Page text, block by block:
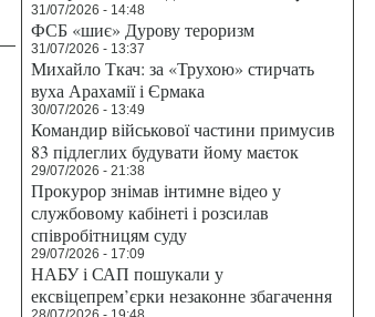
31/07/2026 - 14:48
ФСБ «шиє» Дурову тероризм
31/07/2026 - 13:37
Михайло Ткач: за «Трухою» стирчать
вуха Арахамії і Єрмака
30/07/2026 - 13:49
Командир військової частини примусив
83 підлеглих будувати йому маєток
29/07/2026 - 21:38
Прокурор знімав інтимне відео у
службовому кабінеті і розсилав
співробітницям суду
29/07/2026 - 17:09
НАБУ і САП пошукали у
ексвіцепрем’єрки незаконне збагачення